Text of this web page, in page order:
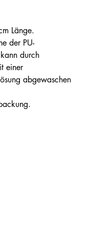
Länge.
der PU-
durch
einer
abgewaschen